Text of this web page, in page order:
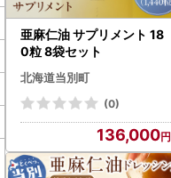
亜麻仁油 サプリメント 18
0粒 8袋セット
北海道当別町
(0)
136,000